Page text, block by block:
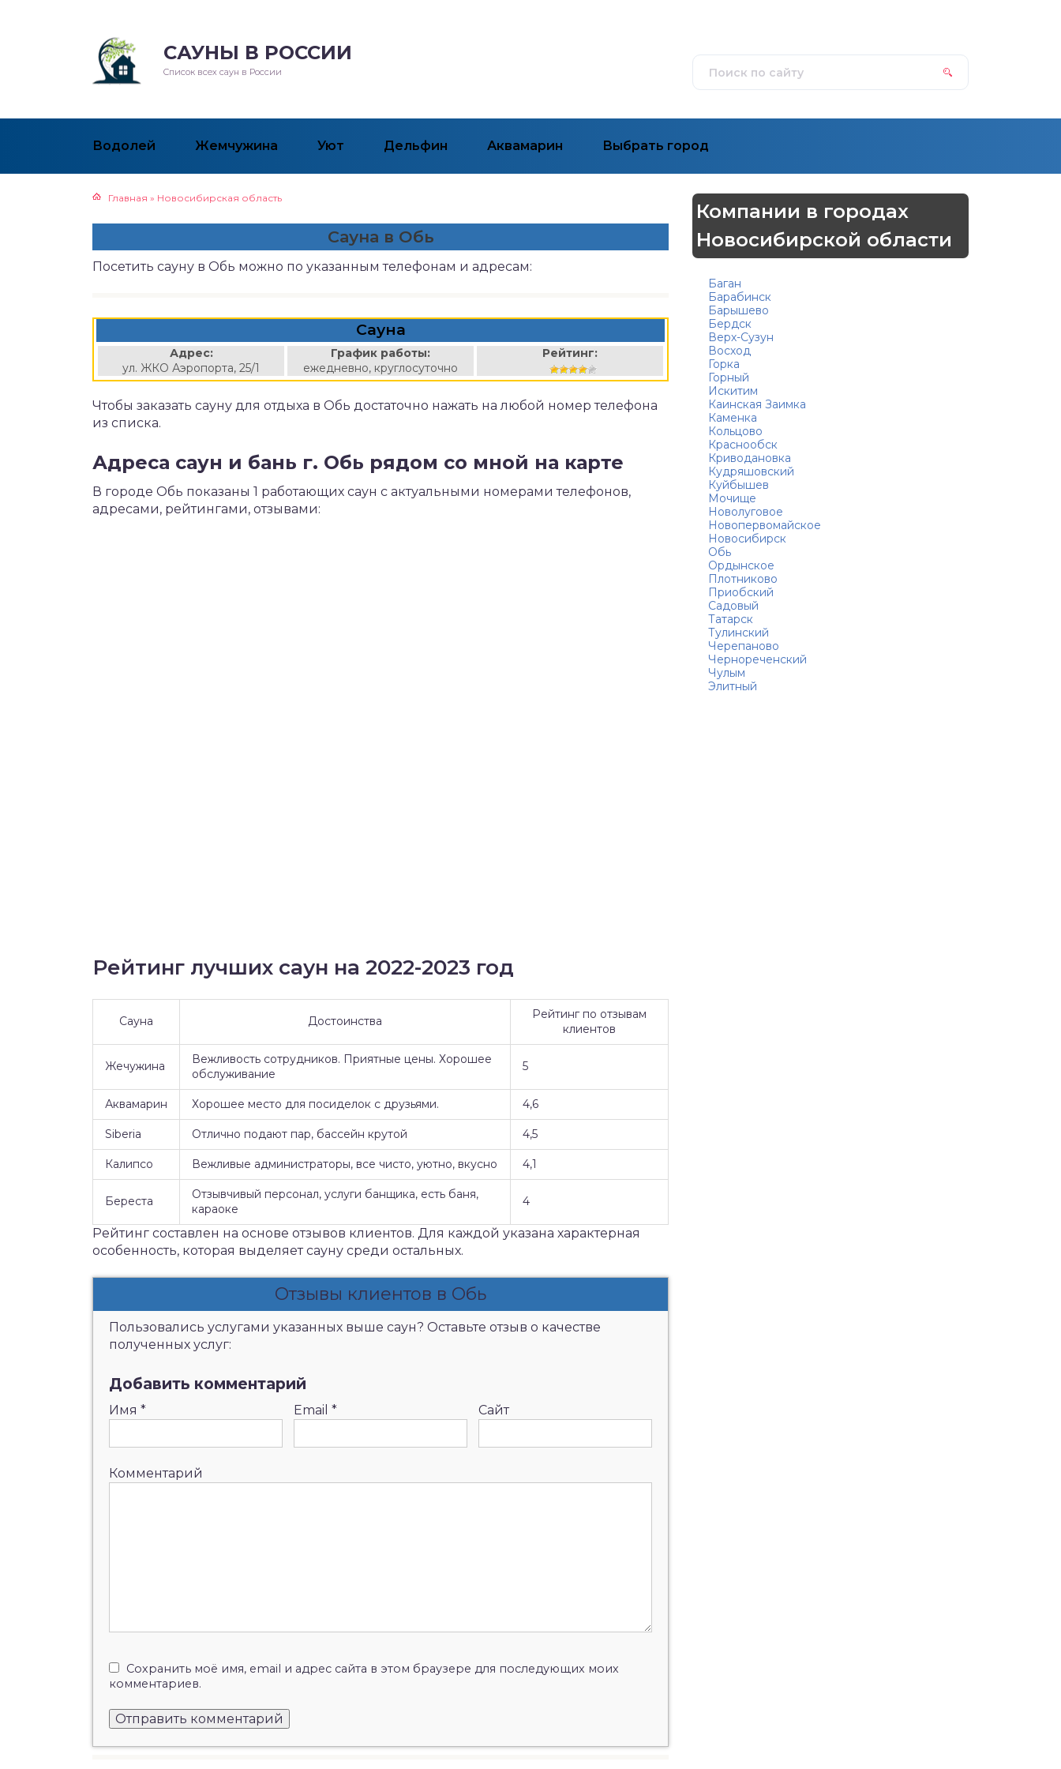
САУНЫ В РОССИИ
Список всех саун в России
Водолей Жемчужина Уют Дельфин Аквамарин Выбрать город
Главная » Новосибирская область
Сауна в Обь
Посетить сауну в Обь можно по указанным телефонам и адресам:
Сауна
Адрес:
ул. ЖКО Аэропорта, 25/1
График работы:
ежедневно, круглосуточно
Рейтинг:
Чтобы заказать сауну для отдыха в Обь достаточно нажать на любой номер телефона
из списка.
Адреса саун и бань г. Обь рядом со мной на карте
В городе Обь показаны 1 работающих саун с актуальными номерами телефонов,
адресами, рейтингами, отзывами:
Рейтинг лучших саун на 2022-2023 год
Сауна Достоинства
Рейтинг по отзывам
клиентов
Жечужина
Вежливость сотрудников. Приятные цены. Хорошее
обслуживание
5
Аквамарин Хорошее место для посиделок с друзьями. 4,6
Siberia Отлично подают пар, бассейн крутой 4,5
Калипсо Вежливые администраторы, все чисто, уютно, вкусно 4,1
Береста
Отзывчивый персонал, услуги банщика, есть баня,
караоке
4
Рейтинг составлен на основе отзывов клиентов. Для каждой указана характерная
особенность, которая выделяет сауну среди остальных.
Отзывы клиентов в Обь
Пользовались услугами указанных выше саун? Оставьте отзыв о качестве
полученных услуг:
Добавить комментарий
Имя * Email * Сайт
Комментарий
Сохранить моё имя, email и адрес сайта в этом браузере для последующих моих
комментариев.
Компании в городах
Новосибирской области
Баган
Барабинск
Барышево
Бердск
Верх-Сузун
Восход
Горка
Горный
Искитим
Каинская Заимка
Каменка
Кольцово
Краснообск
Криводановка
Кудряшовский
Куйбышев
Мочище
Новолуговое
Новопервомайское
Новосибирск
Обь
Ордынское
Плотниково
Приобский
Садовый
Татарск
Тулинский
Черепаново
Чернореченский
Чулым
Элитный